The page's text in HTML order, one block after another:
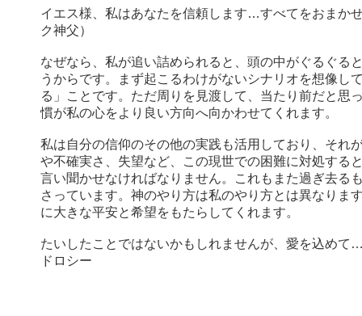
イエス様、私はあなたを信頼します…すべてをおまか
ク神父）
なぜなら、私が追い詰められると、頭の中がぐるぐる
うからです。まず起こるわけがないシナリオを想像し
る」ことです。ただ周りを見渡して、当たり前だと思
慣が私の心をより良い方向へ向かわせてくれます。
私は自分の信仰のその他の実践も活用しており、それ
や不確実さ、失望など、この現世での困難に対処する
言い聞かせなければなりません。これもまた過ぎ去
さっています。神のやり方は私のやり方とは異なりま
に大きな平安と希望をもたらしてくれます。
たいしたことではないかもしれませんが、愛を込めて
ドロシー